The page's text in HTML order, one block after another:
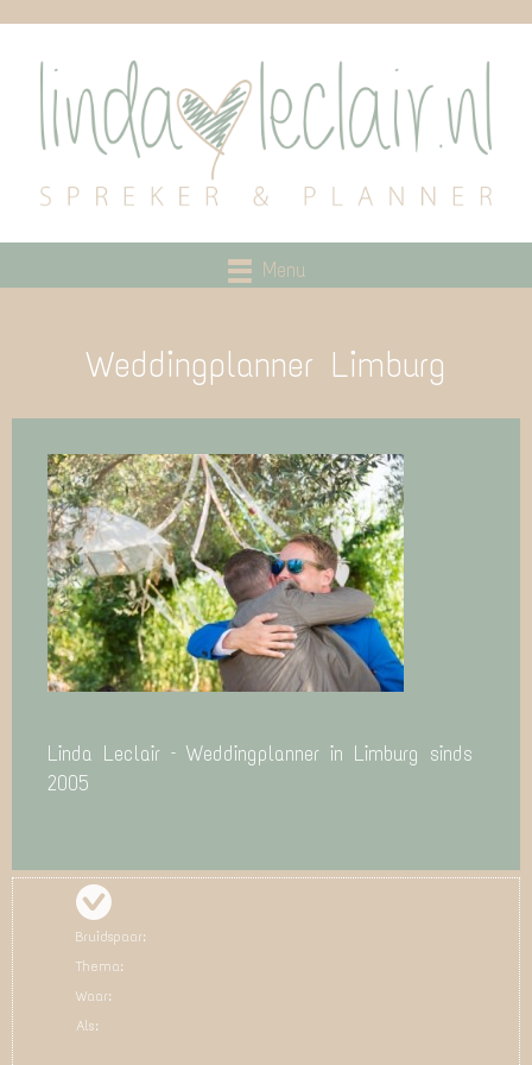
Menu
Weddingplanner Limburg
Linda Leclair – Weddingplanner in Limburg sinds
2005
Bruidspaar:
Thema:
Waar:
Als: